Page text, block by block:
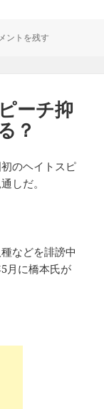
ィッド・ボウイ氏死去
ントを残す
ーチ抑
？
のヘイトスピ
しだ。
などを誹謗中
月に橋本氏が